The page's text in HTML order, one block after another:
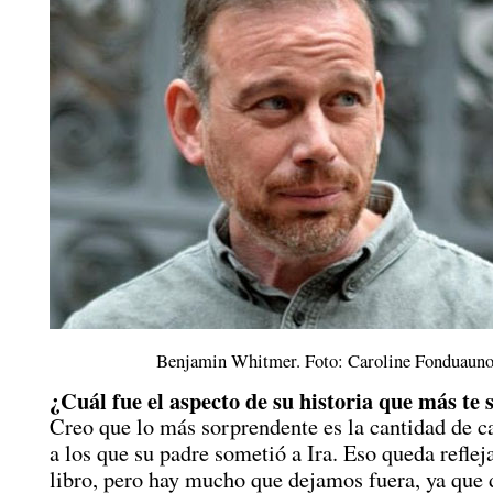
Benjamin Whitmer. Foto: Caroline
¿Cuál fue el aspecto de su historia que más te
Creo que lo más sorprendente es la cantidad de
a los que su padre sometió a Ira. Eso queda
libro, pero hay mucho que dejamos fuera, ya que